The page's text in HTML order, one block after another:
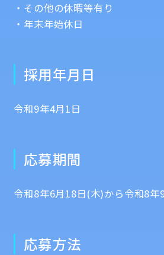
・その他の休暇等有り
・年末年始休日
採用年月日
令和9年4月1日
応募期間
令和8年6月18日(木)から令和8年
応募方法